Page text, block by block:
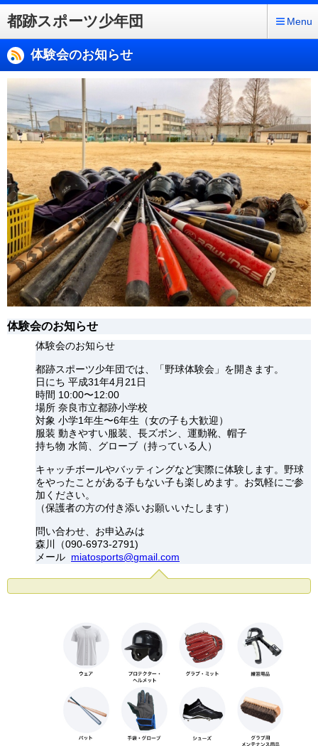
都跡スポーツ少年団 Menu
体験会のお知らせ
体験会のお知らせ
体験会のお知らせ
都跡スポーツ少年団では、「野球体験会」を開きます。
日にち 平成31年4月21日
時間 10:00〜12:00
場所 奈良市立都跡小学校
対象 小学1年生〜6年生（女の子も大歓迎）
服装 動きやすい服装、長ズボン、運動靴、帽子
持ち物 水筒、グローブ（持っている人）
キャッチボールやバッティングなど実際に体験します。野球
をやったことがある子もない子も楽しめます。お気軽にご参
加ください。
（保護者の方の付き添いお願いいたします）
問い合わせ、お申込みは
森川（090-6973-2791)
メール miatosports@gmail.com